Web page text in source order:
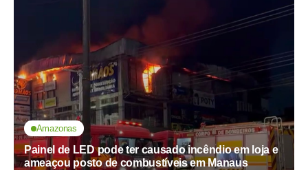
Amazonas
Painel de LED pode ter causado incêndio em loja e
ameaçou posto de combustíveis em Manaus